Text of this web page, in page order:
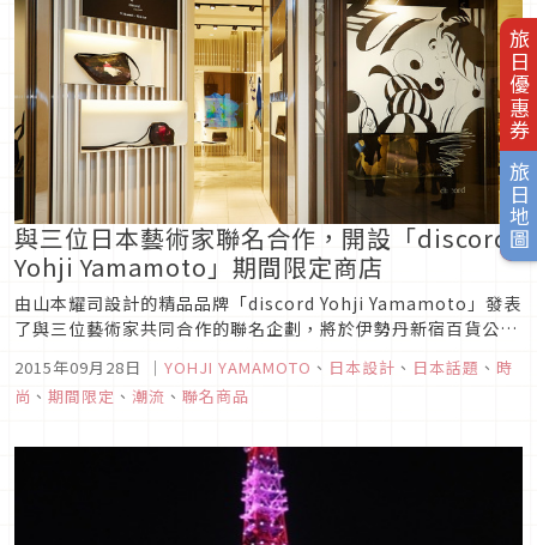
旅日優惠券
旅日地圖
與三位日本藝術家聯名合作，開設「discord
Yohji Yamamoto」期間限定商店
由山本耀司設計的精品品牌「discord Yohji Yamamoto」發表
了與三位藝術家共同合作的聯名企劃，將於伊勢丹新宿百貨公司
止。 山本耀司與三位藝術家共同合作的聯名企劃。實現了與插畫
家－天野喜孝、攝影師－荒川弘之、畫家－朝倉優...
2015年09月28日 ｜ YOHJI YAMAMOTO 、 日本設計 、 日本話題 、 時
尚 、 期間限定 、 潮流 、 聯名商品